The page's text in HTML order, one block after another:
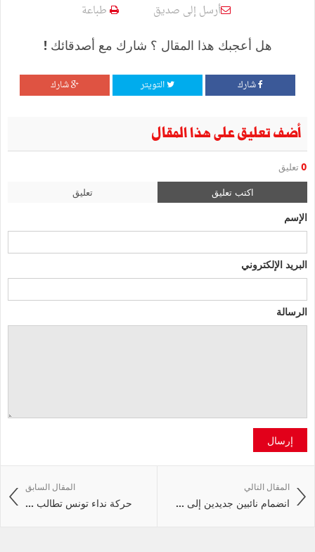
أرسل إلى صديق طباعة
هل أعجبك هذا المقال ؟ شارك مع أصدقائك !
شارك التويتر شارك
أضف تعليق على هذا المقال
0 تعليق
اكتب تعليق تعليق
الإسم
البريد الإلكتروني
الرسالة
إرسال
المقال السابق
حركة نداء تونس تطالب ...
المقال التالي
انضمام نائبين جديدين إلى ...